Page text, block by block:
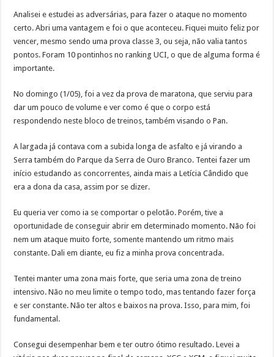
Analisei e estudei as adversárias, para fazer o ataque no momento
certo. Abri uma vantagem e foi o que aconteceu. Fiquei muito feliz por
vencer, mesmo sendo uma prova classe 3, ou seja, não valia tantos
pontos. Foram 10 pontinhos no ranking UCI, o que de alguma forma é
importante.
No domingo (1/05), foi a vez da prova de maratona, que serviu para
dar um pouco de volume e ver como é que o corpo está
respondendo neste bloco de treinos, também visando o Pan.
A largada já contava com a subida longa de asfalto e já virando a
Serra também do Parque da Serra de Ouro Branco. Tentei fazer um
início estudando as concorrentes, ainda mais a Letícia Cândido que
era a dona da casa, assim por se dizer.
Eu queria ver como ia se comportar o pelotão. Porém, tive a
oportunidade de conseguir abrir em determinado momento. Não foi
nem um ataque muito forte, somente mantendo um ritmo mais
constante. Dali em diante, eu fiz a minha prova concentrada.
Tentei manter uma zona mais forte, que seria uma zona de treino
intensivo. Não no meu limite o tempo todo, mas tentando fazer força
e ser constante. Não ter altos e baixos na prova. Isso, para mim, foi
fundamental.
Consegui desempenhar bem e ter outro ótimo resultado. Levei a